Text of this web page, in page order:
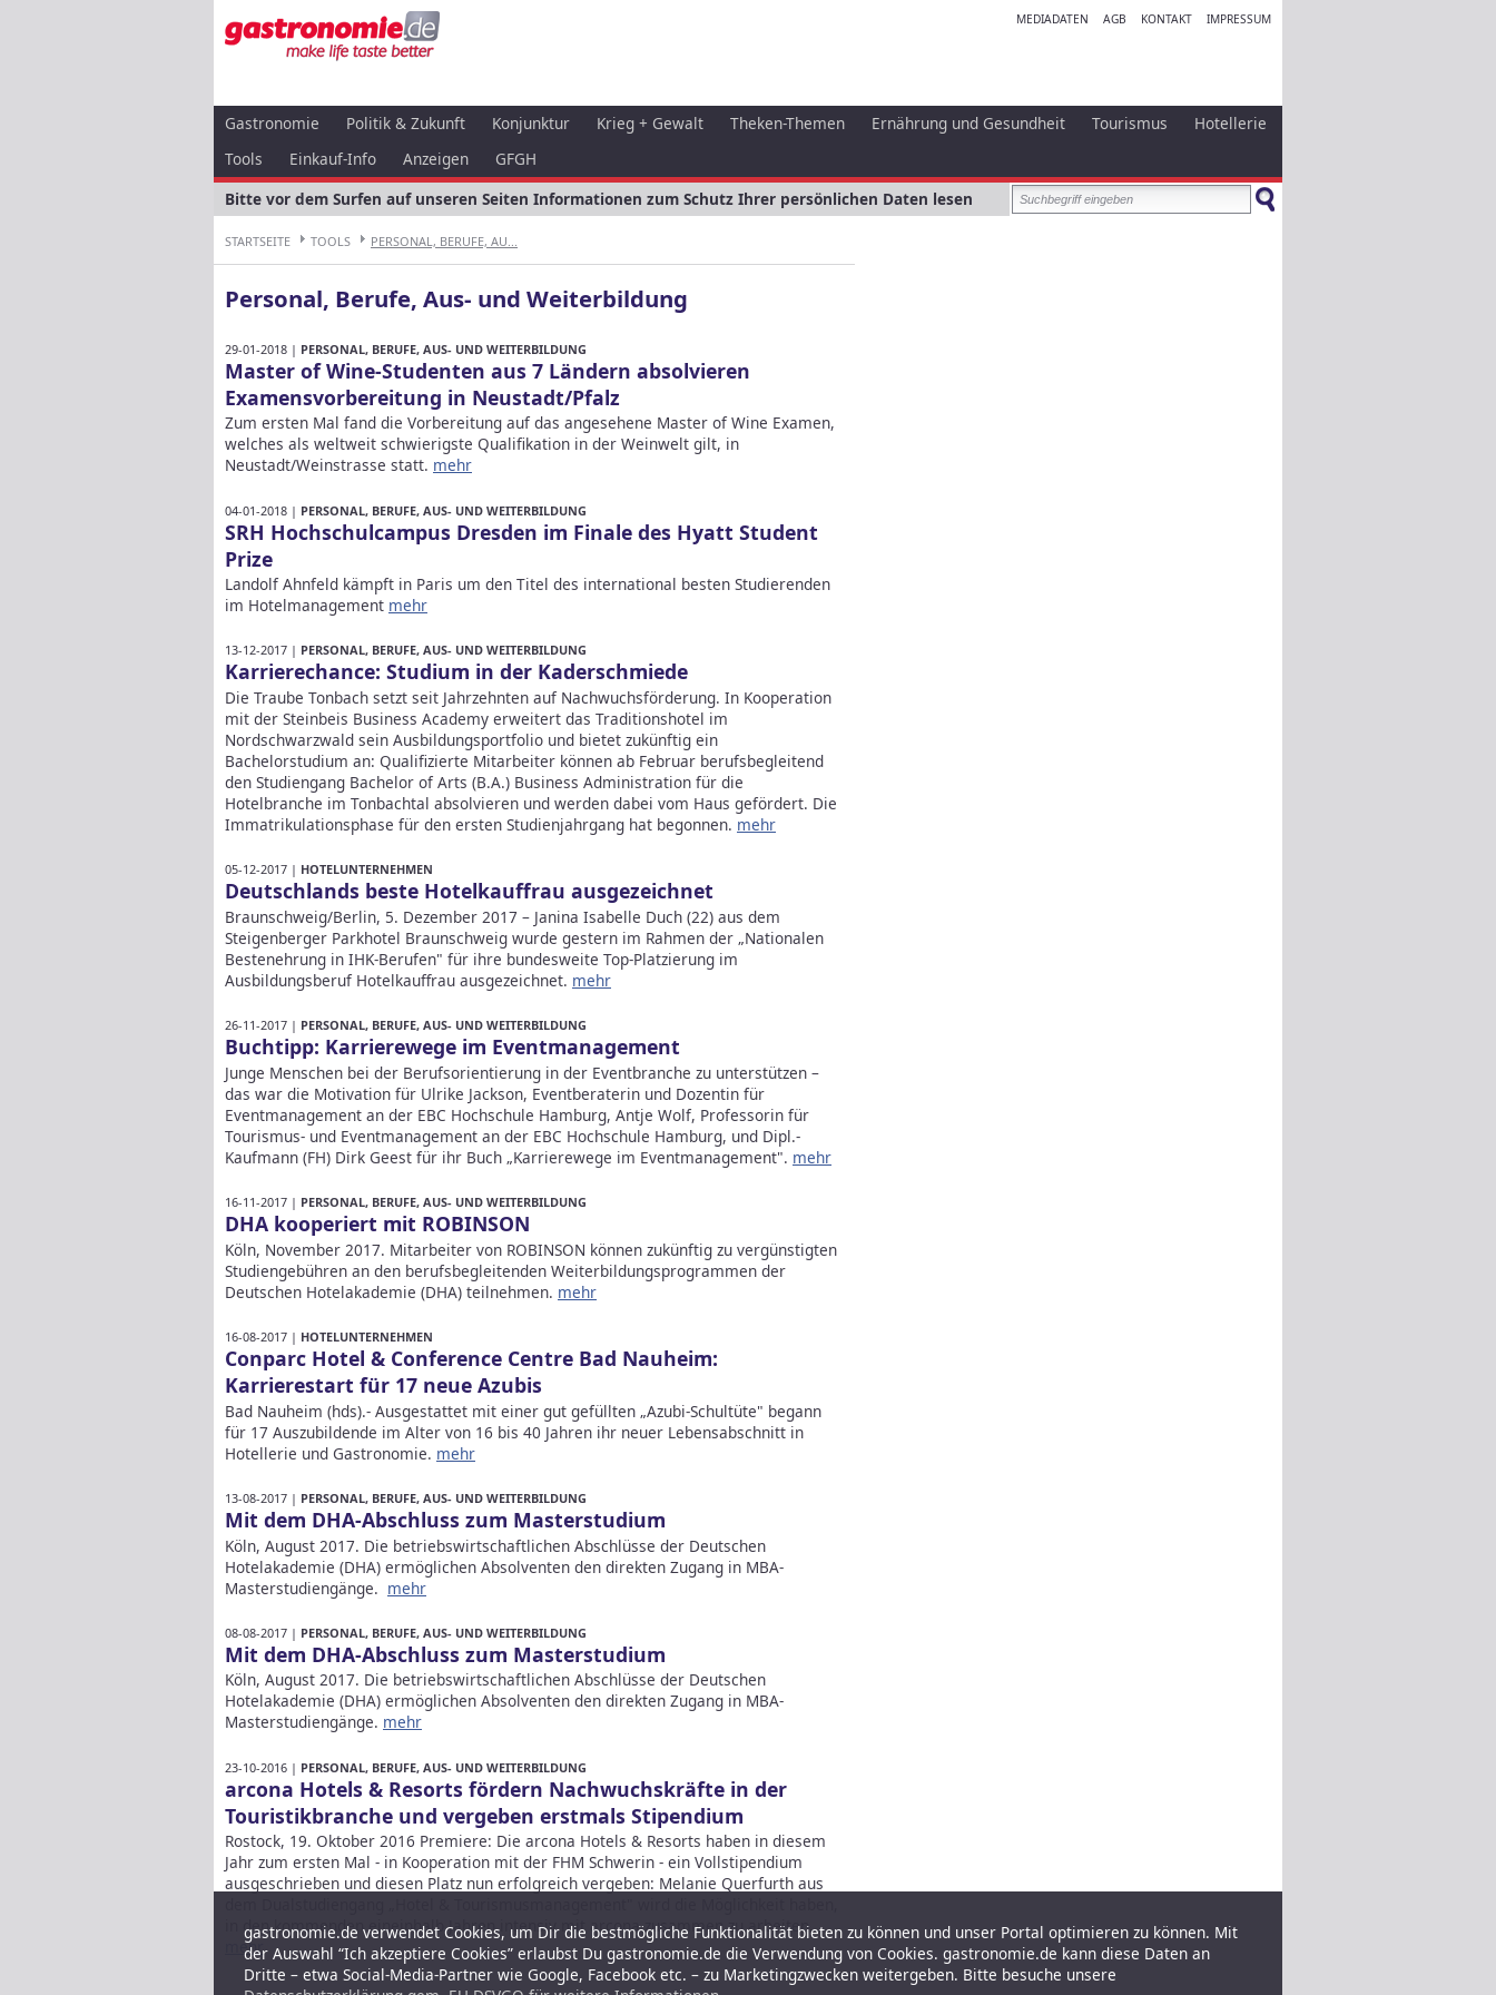
MEDIADATEN AGB KONTAKT IMPRESSUM
Gastronomie Politik & Zukunft Konjunktur Krieg + Gewalt Theken-Themen Ernährung und Gesundheit Tourismus
Hotellerie
Tools
Einkauf-Info Anzeigen
GFGH
Bitte vor dem Surfen auf unseren Seiten Informationen zum Schutz Ihrer persönlichen Daten lesen
STARTSEITE TOOLS PERSONAL, BERUFE, AU...
Personal, Berufe, Aus- und Weiterbildung
29-01-2018 | PERSONAL, BERUFE, AUS- UND WEITERBILDUNG
Master of Wine-Studenten aus 7 Ländern absolvieren
Examensvorbereitung in Neustadt/Pfalz
Zum ersten Mal fand die Vorbereitung auf das angesehene Master of Wine Examen,
welches als weltweit schwierigste Qualifikation in der Weinwelt gilt, in
Neustadt/Weinstrasse statt. mehr
04-01-2018 | PERSONAL, BERUFE, AUS- UND WEITERBILDUNG
SRH Hochschulcampus Dresden im Finale des Hyatt Student
Prize
Landolf Ahnfeld kämpft in Paris um den Titel des international besten Studierenden
im Hotelmanagement mehr
13-12-2017 | PERSONAL, BERUFE, AUS- UND WEITERBILDUNG
Karrierechance: Studium in der Kaderschmiede
Die Traube Tonbach setzt seit Jahrzehnten auf Nachwuchsförderung. In Kooperation
mit der Steinbeis Business Academy erweitert das Traditionshotel im
Nordschwarzwald sein Ausbildungsportfolio und bietet zukünftig ein
Bachelorstudium an: Qualifizierte Mitarbeiter können ab Februar berufsbegleitend
den Studiengang Bachelor of Arts (B.A.) Business Administration für die
Hotelbranche im Tonbachtal absolvieren und werden dabei vom Haus gefördert. Die
Immatrikulationsphase für den ersten Studienjahrgang hat begonnen. mehr
05-12-2017 | HOTELUNTERNEHMEN
Deutschlands beste Hotelkauffrau ausgezeichnet
Braunschweig/Berlin, 5. Dezember 2017 – Janina Isabelle Duch (22) aus dem
Steigenberger Parkhotel Braunschweig wurde gestern im Rahmen der „Nationalen
Bestenehrung in IHK-Berufen" für ihre bundesweite Top-Platzierung im
Ausbildungsberuf Hotelkauffrau ausgezeichnet. mehr
26-11-2017 | PERSONAL, BERUFE, AUS- UND WEITERBILDUNG
Buchtipp: Karrierewege im Eventmanagement
Junge Menschen bei der Berufsorientierung in der Eventbranche zu unterstützen –
das war die Motivation für Ulrike Jackson, Eventberaterin und Dozentin für
Eventmanagement an der EBC Hochschule Hamburg, Antje Wolf, Professorin für
Tourismus- und Eventmanagement an der EBC Hochschule Hamburg, und Dipl.-
Kaufmann (FH) Dirk Geest für ihr Buch „Karrierewege im Eventmanagement". mehr
16-11-2017 | PERSONAL, BERUFE, AUS- UND WEITERBILDUNG
DHA kooperiert mit ROBINSON
Köln, November 2017. Mitarbeiter von ROBINSON können zukünftig zu vergünstigten
Studiengebühren an den berufsbegleitenden Weiterbildungsprogrammen der
Deutschen Hotelakademie (DHA) teilnehmen. mehr
16-08-2017 | HOTELUNTERNEHMEN
Conparc Hotel & Conference Centre Bad Nauheim:
Karrierestart für 17 neue Azubis
Bad Nauheim (hds).- Ausgestattet mit einer gut gefüllten „Azubi-Schultüte" begann
für 17 Auszubildende im Alter von 16 bis 40 Jahren ihr neuer Lebensabschnitt in
Hotellerie und Gastronomie. mehr
13-08-2017 | PERSONAL, BERUFE, AUS- UND WEITERBILDUNG
Mit dem DHA-Abschluss zum Masterstudium
Köln, August 2017. Die betriebswirtschaftlichen Abschlüsse der Deutschen
Hotelakademie (DHA) ermöglichen Absolventen den direkten Zugang in MBA-
Masterstudiengänge. mehr
08-08-2017 | PERSONAL, BERUFE, AUS- UND WEITERBILDUNG
Mit dem DHA-Abschluss zum Masterstudium
Köln, August 2017. Die betriebswirtschaftlichen Abschlüsse der Deutschen
Hotelakademie (DHA) ermöglichen Absolventen den direkten Zugang in MBA-
Masterstudiengänge. mehr
23-10-2016 | PERSONAL, BERUFE, AUS- UND WEITERBILDUNG
arcona Hotels & Resorts fördern Nachwuchskräfte in der
Touristikbranche und vergeben erstmals Stipendium
Rostock, 19. Oktober 2016 Premiere: Die arcona Hotels & Resorts haben in diesem
Jahr zum ersten Mal - in Kooperation mit der FHM Schwerin - ein Vollstipendium
ausgeschrieben und diesen Platz nun erfolgreich vergeben: Melanie Querfurth aus
in den kommenden eineinhalb Jahren intensiv mit arcona zusammen zu arbeiten.
mehr
gastronomie.de verwendet Cookies, um Dir die bestmögliche Funktionalität bieten zu können und unser Portal optimieren zu können. Mit
der Auswahl “Ich akzeptiere Cookies” erlaubst Du gastronomie.de die Verwendung von Cookies. gastronomie.de kann diese Daten an
Dritte – etwa Social-Media-Partner wie Google, Facebook etc. – zu Marketingzwecken weitergeben. Bitte besuche unsere